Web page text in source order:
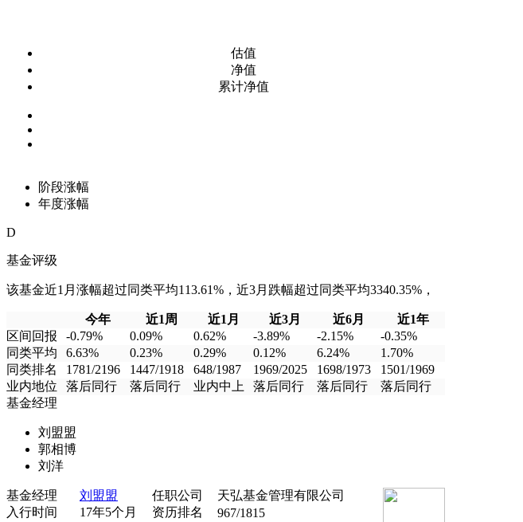
估值
净值
累计净值
阶段涨幅
年度涨幅
D
基金评级
该基金近1月涨幅超过同类平均113.61%，近3月跌幅超过同类平均3340.35%，
今年 近1周 近1月 近3月 近6月
近1年
区间回报
-0.79% 0.09% 0.62% -3.89% -2.15%
-0.35%
同类平均
6.63% 0.23% 0.29% 0.12% 6.24%
1.70%
同类排名
1781/2196 1447/1918 648/1987 1969/2025 1698/1973
1501/1969
业内地位
落后同行 落后同行 业内中上 落后同行 落后同行
落后同行
基金经理
刘盟盟
郭相博
刘洋
基金经理 刘盟盟 任职公司
天弘基金管理有限公司
入行时间
17年5个月 资历排名
967/1815